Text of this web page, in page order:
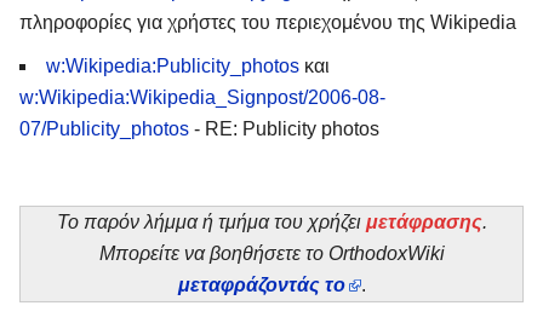
πληροφορίες για χρήστες του περιεχομένου της Wikipedia
w:Wikipedia:Publicity_photos και
w:Wikipedia:Wikipedia_Signpost/2006-08-
07/Publicity_photos - RE: Publicity photos
Το παρόν λήμμα ή τμήμα του χρήζει μετάφρασης.
Μπορείτε να βοηθήσετε το OrthodoxWiki
μεταφράζοντάς το
.